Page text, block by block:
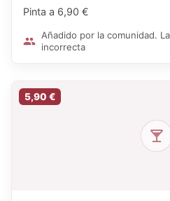
Pinta a 6,90 €
Añadido por la comunidad.
incorrecta
5,90 €